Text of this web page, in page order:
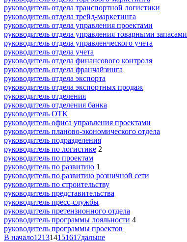
руководитель отдела транспортной логистики
руководитель отдела трейд-маркетинга
руководитель отдела управления проектами
руководитель отдела управления товарными запасами
руководитель отдела управленческого учета
руководитель отдела учета
руководитель отдела финансового контроля
руководитель отдела франчайзинга
руководитель отдела экспорта
руководитель отдела экспортных продаж
руководитель отделения
руководитель отделения банка
руководитель ОТК
руководитель офиса управления проектами
руководитель планово-экономического отдела
руководитель подразделения
руководитель по логистике 2
руководитель по проектам
руководитель по развитию 1
руководитель по развитию розничной сети
руководитель по строительству
руководитель представительства
руководитель пресс-службы
руководитель претензионного отдела
руководитель программы лояльности 4
руководитель программы проектов
В начало121314151617дальше